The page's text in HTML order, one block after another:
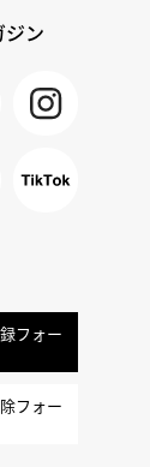
ジン
フォー
フォー